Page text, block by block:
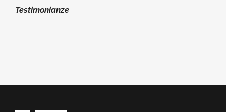
Testimonianze